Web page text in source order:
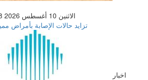
الاثنين 10 أغسطس 2026 04:08 صباحاً
تزايد حالات الإصابة بأمراض
اخبار